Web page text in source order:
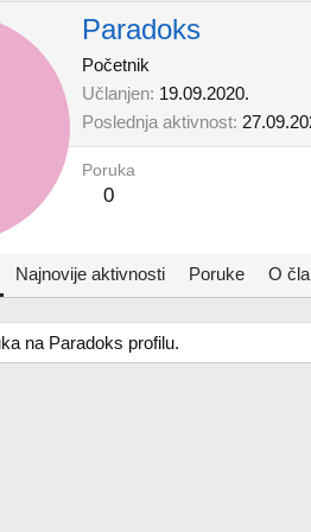
Paradoks
Početnik
Učlanjen 19.09.2020.
Poslednja aktivnost
Poruka
0
Najnovije aktivnosti Poruke O
na Paradoks profilu.